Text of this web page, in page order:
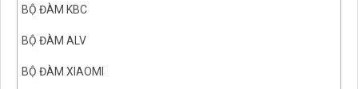
BỘ ĐÀM KBC
BỘ ĐÀM ALV
BỘ ĐÀM XIAOMI